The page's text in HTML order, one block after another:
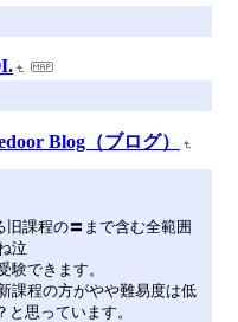
Blog（ブログ）
課程の〓まで含む全範囲
泣
験できます。
課程の方がやや難易度は低
思っています。